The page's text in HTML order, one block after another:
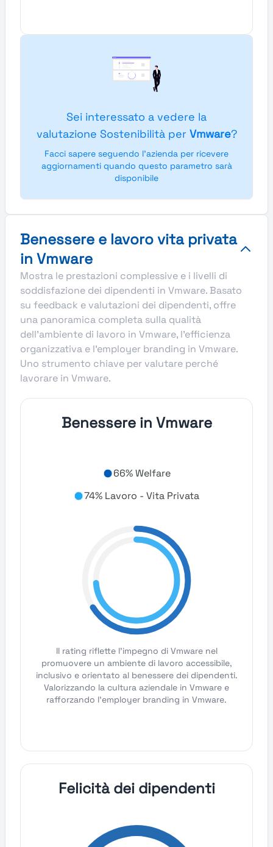
Sei interessato a vedere la
valutazione Sostenibilità per Vmware?
Facci sapere seguendo l'azienda per ricevere
aggiornamenti quando questo parametro sarà
disponibile
Benessere e lavoro vita privata
in Vmware
Mostra le prestazioni complessive e i livelli di
soddisfazione dei dipendenti in Vmware. Basato
su feedback e valutazioni dei dipendenti, offre
una panoramica completa sulla qualità
dell’ambiente di lavoro in Vmware, l’efficienza
organizzativa e l’employer branding in Vmware.
Uno strumento chiave per valutare perché
lavorare in Vmware.
Benessere in Vmware
66% Welfare
74% Lavoro - Vita Privata
Il rating riflette l'impegno di Vmware nel
promuovere un ambiente di lavoro accessibile,
inclusivo e orientato al benessere dei dipendenti.
Valorizzando la cultura aziendale in Vmware e
rafforzando l'employer branding in Vmware.
Felicità dei dipendenti